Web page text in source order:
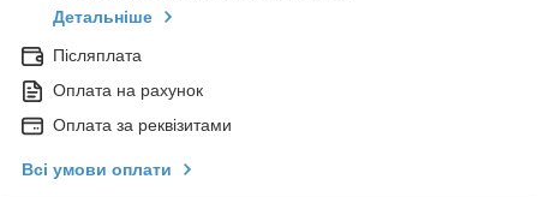
Детальніше
Післяплата
Оплата на рахунок
Оплата за реквізитами
Всі умови оплати